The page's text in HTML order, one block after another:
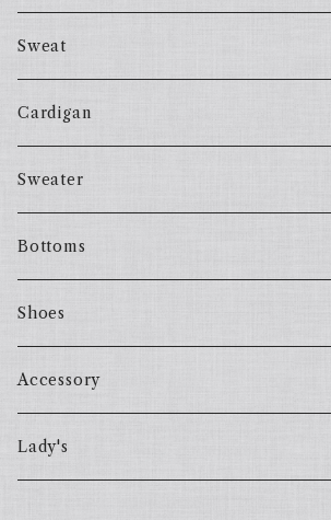
Sweat
Cardigan
Sweater
Bottoms
Shoes
Accessory
Lady's